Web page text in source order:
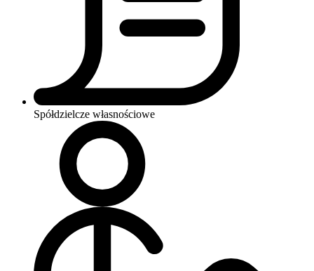
Spółdzielcze własnościowe